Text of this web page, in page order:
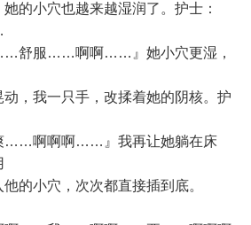
的小穴也越来越湿润了。护士：
服……啊啊……』她小穴更湿，
，我一只手，改揉着她的阴核。护
啊啊啊……』我再让她躺在床
的小穴，次次都直接插到底。